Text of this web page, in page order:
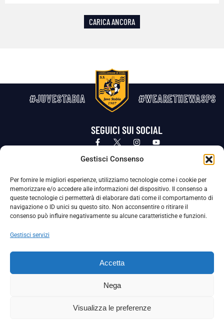
Gestisci Consenso
Per fornire le migliori esperienze, utilizziamo tecnologie come i cookie per
memorizzare e/o accedere alle informazioni del dispositivo. Il consenso a
queste tecnologie ci permetterà di elaborare dati come il comportamento di
navigazione o ID unici su questo sito. Non acconsentire o ritirare il
consenso può influire negativamente su alcune caratteristiche e funzioni.
Gestisci servizi
Accetta
Nega
Visualizza le preferenze
CARICA ANCORA
#JUVESTABIA #WEARETHEWASPS
SEGUICI SUI SOCIAL
Privacy Policy Cookie Policy
La Società ha nominato il Responsabile della Protezione dei Dati Personali (DPO), figura specializzata che vigila sulle modalità
adottate dalla nostra Società per tutelare i Suoi dati personali.
Per contattare il DPO può scrivere a
La Società ha inoltre adottato un proprio Codice Etico, consultabile al seguente link:
Scarica il Codice Etico